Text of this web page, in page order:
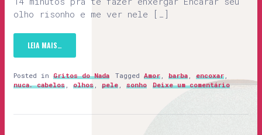
olho risonho e me ver nele […]
LEIA MAIS…
Posted in Gritos do Nada Tagged Amor barba encoxar
nuca. cabelos
olhos pele sonho Deixe um comentário